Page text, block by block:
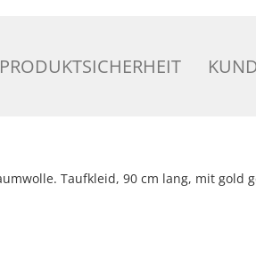
Taufkleid, 90 cm lang, mit gold